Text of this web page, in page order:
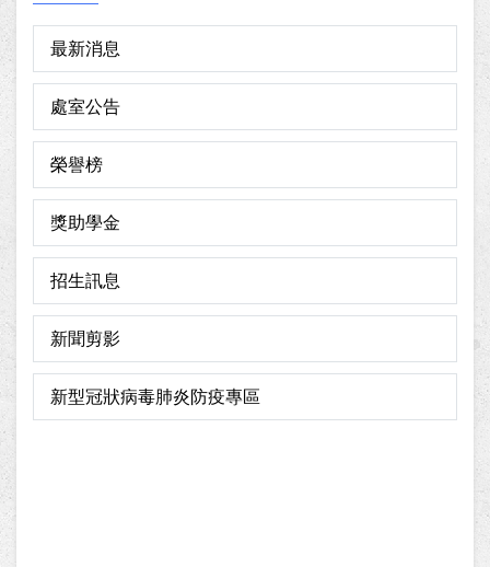
最新消息
處室公告
榮譽榜
獎助學金
招生訊息
新聞剪影
新型冠狀病毒肺炎防疫專區